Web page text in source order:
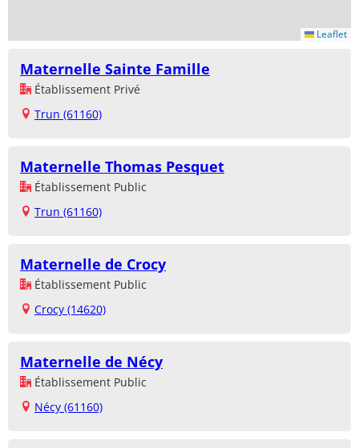
Leaflet
Maternelle Sainte Famille
Établissement Privé
Trun (61160)
Maternelle Thomas Pesquet
Établissement Public
Trun (61160)
Maternelle de Crocy
Établissement Public
Crocy (14620)
Maternelle de Nécy
Établissement Public
Nécy (61160)